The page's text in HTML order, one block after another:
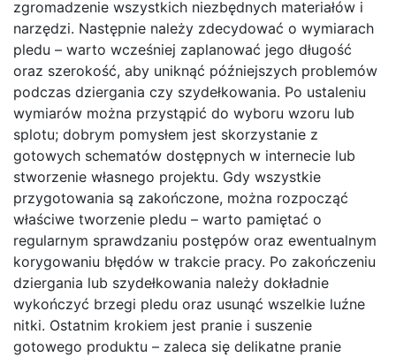
zgromadzenie wszystkich niezbędnych materiałów i
narzędzi. Następnie należy zdecydować o wymiarach
pledu – warto wcześniej zaplanować jego długość
oraz szerokość, aby uniknąć późniejszych problemów
podczas dziergania czy szydełkowania. Po ustaleniu
wymiarów można przystąpić do wyboru wzoru lub
splotu; dobrym pomysłem jest skorzystanie z
gotowych schematów dostępnych w internecie lub
stworzenie własnego projektu. Gdy wszystkie
przygotowania są zakończone, można rozpocząć
właściwe tworzenie pledu – warto pamiętać o
regularnym sprawdzaniu postępów oraz ewentualnym
korygowaniu błędów w trakcie pracy. Po zakończeniu
dziergania lub szydełkowania należy dokładnie
wykończyć brzegi pledu oraz usunąć wszelkie luźne
nitki. Ostatnim krokiem jest pranie i suszenie
gotowego produktu – zaleca się delikatne pranie